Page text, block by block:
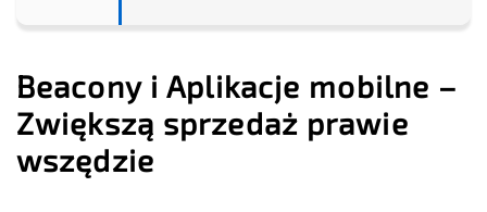
Beacony i Aplikacje mobilne –
Zwiększą sprzedaż prawie
wszędzie